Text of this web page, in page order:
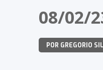
08/02/
POR GREGORIO